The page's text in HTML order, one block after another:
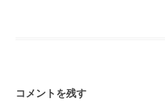
コメントを残す